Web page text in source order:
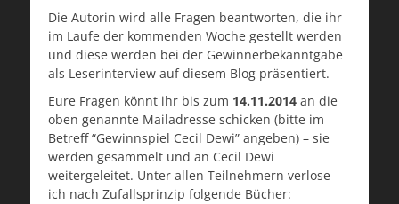
Die Autorin wird alle Fragen beantworten, die ihr
im Laufe der kommenden Woche gestellt werden
und diese werden bei der Gewinnerbekanntgabe
als Leserinterview auf diesem Blog präsentiert.
Eure Fragen könnt ihr bis zum 14.11.2014 an die
oben genannte Mailadresse schicken (bitte im
Betreff “Gewinnspiel Cecil Dewi” angeben) – sie
werden gesammelt und an Cecil Dewi
weitergeleitet. Unter allen Teilnehmern verlose
ich nach Zufallsprinzip folgende Bücher: